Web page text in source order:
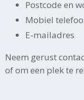
Postcode en
Mobiel
E-mailadres
Neem gerust
of om een plek te